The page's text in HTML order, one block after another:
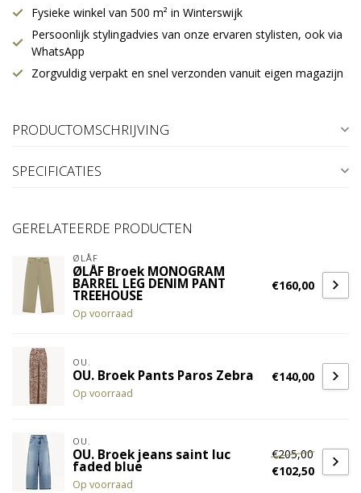
Fysieke winkel van 500 m² in Winterswijk
Persoonlijk stylingadvies van onze ervaren stylisten, ook via
WhatsApp
Zorgvuldig verpakt en snel verzonden vanuit eigen magazijn
PRODUCTOMSCHRIJVING
SPECIFICATIES
GERELATEERDE PRODUCTEN
ØLÅF
ØLÅF Broek MONOGRAM
BARREL LEG DENIM PANT
TREEHOUSE
Op voorraad
€160,00
OU.
OU. Broek Pants Paros Zebra
Op voorraad
€140,00
OU.
OU. Broek jeans saint luc
faded blue
Op voorraad
€205,00
€102,50